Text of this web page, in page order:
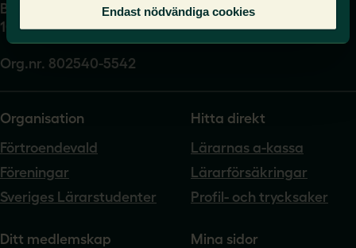
Endast nödvändiga cookies
Box 17061
104 62 Stockholm
Org.nr. 802540-5542
Organisation
Förtroendevald
Föreningar
Sveriges Lärarstudenter
Hitta direkt
Lärarnas a-kassa
Lärarförsäkringar
Profil- och trycksaker
Ditt medlemskap Mina sidor